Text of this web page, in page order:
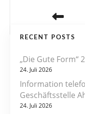
RECENT POSTS
„Die Gute Form“
24. Juli 2026
Information
Geschäftsstelle
24. Juli 2026